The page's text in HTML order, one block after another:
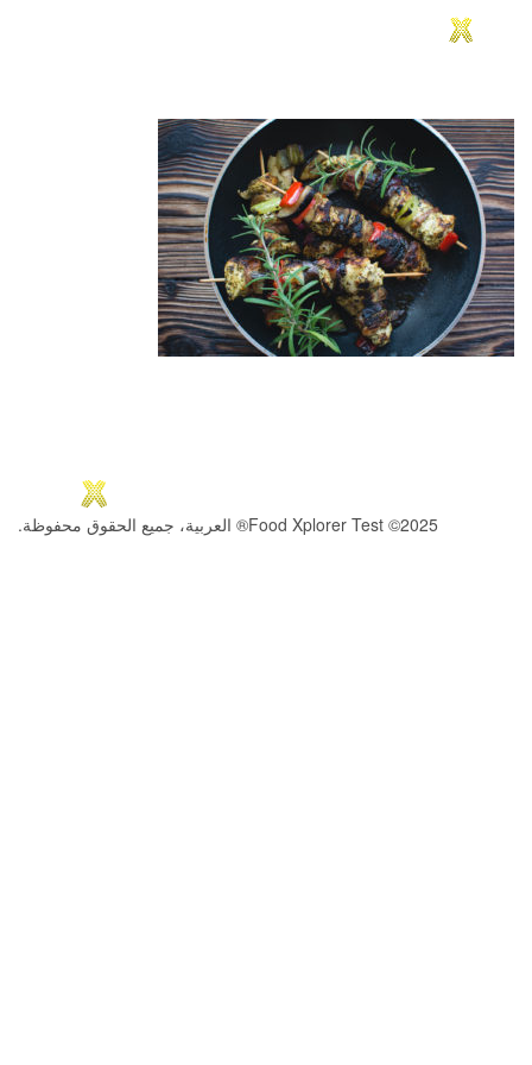
2025© Food Xplorer Test® العربية، جميع الحقوق محفوظة.